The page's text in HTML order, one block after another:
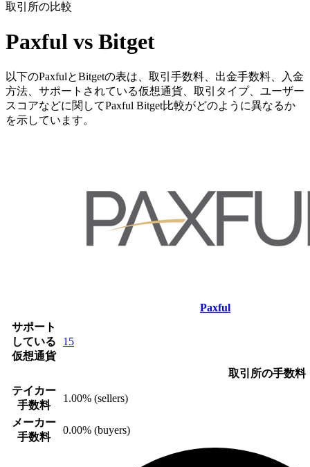
取引所の比較
Paxful vs Bitget
以下のPaxfulとBitgetの表は、取引手数料、出金手数料、入金
方法、サポートされている仮想通貨、取引タイプ、ユーザー
スコアなどに関してPaxful Bitget比較がどのように異なるか
を示しています。
Paxful
サポート
している
仮想通貨
15
取引所の手数料
テイカー
手数料
1.00% (sellers)
メーカー
手数料
0.00% (buyers)